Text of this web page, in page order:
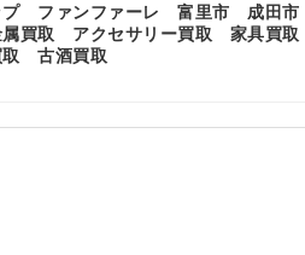
プ ファンファーレ 富里市 成
買取 アクセサリー買取 家具買
古酒買取